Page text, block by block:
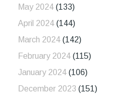
May 2024 (133)
April 2024 (144)
March 2024 (142)
February 2024 (115)
January 2024 (106)
December 2023 (151)